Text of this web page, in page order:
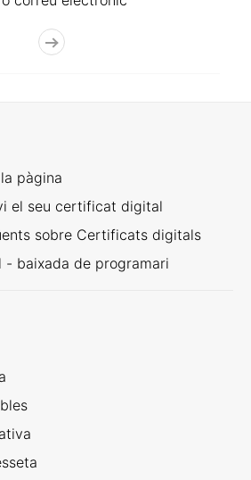
pàgina
el seu certificat digital
sobre Certificats digitals
baixada de programari